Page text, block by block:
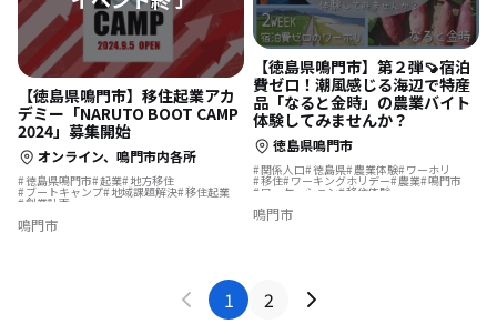
【徳島県鳴門市】移住起業アカ
デミー「NARUTO BOOT CAMP
2024」募集開始
オンライン、鳴門市内各所
徳島県鳴門市 起業 地方移住
ブートキャンプ 地域課題解決 移住起業
創業計画
鳴門市
【徳島県鳴門市】第２弾🍠宿泊
費ゼロ！潮風感じる海辺で特産
品「なると金時」の農業バイト
体験してみませんか？
徳島県鳴門市
関係人口 徳島県 農業体験 ワーホリ
移住 ワーキングホリデー 農業 鳴門市
ワーケーション 移住体験
鳴門市
1 2